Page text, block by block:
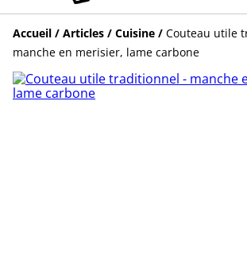
Accueil / Articles / Cuisine / Couteau utile
manche en merisier, lame carbone